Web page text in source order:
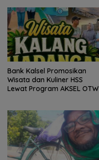
Bank Kalsel Promosikan
Wisata dan Kuliner HSS
Lewat Program AKSEL OTW